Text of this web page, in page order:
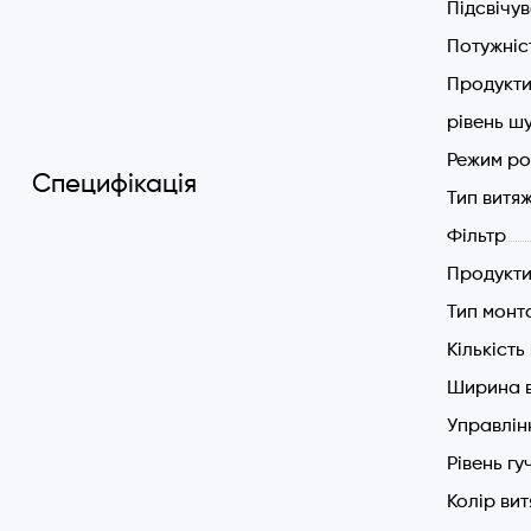
Специфікація
рівень
Режим
Тип
Фільтр
Тип
Ширина
Рівень
Колір